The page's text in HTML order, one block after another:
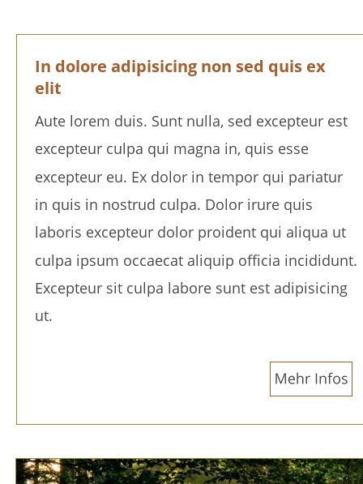
In dolore adipisicing non sed quis ex
elit
Aute lorem duis. Sunt nulla, sed excepteur est
excepteur culpa qui magna in, quis esse
excepteur eu. Ex dolor in tempor qui pariatur
in quis in nostrud culpa. Dolor irure quis
laboris excepteur dolor proident qui aliqua ut
culpa ipsum occaecat aliquip officia incididunt.
Excepteur sit culpa labore sunt est adipisicing
ut.